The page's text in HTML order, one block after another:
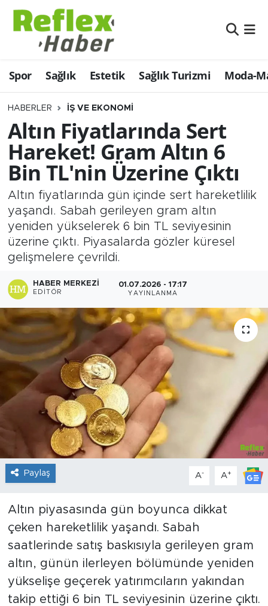
Spor Sağlık Estetik Sağlık Turizmi Moda-
HABERLER İŞ VE EKONOMI
Altın Fiyatlarında Sert
Hareket! Gram Altın 6
Bin TL'nin Üzerine Çıktı
Altın fiyatlarında gün içinde sert hareketlilik
yaşandı. Sabah gerileyen gram altın
yeniden yükselerek 6 bin TL seviyesinin
üzerine çıktı. Piyasalarda gözler küresel
gelişmelere çevrildi.
HABER MERKEZI
EDITÖR
01.07.2026 - 17:17
YAYINLANMA
Paylaş A- A+
Altın piyasasında gün boyunca dikkat
çeken hareketlilik yaşandı. Sabah
saatlerinde satış baskısıyla gerileyen gram
altın, günün ilerleyen bölümünde yeniden
yükselişe geçerek yatırımcıların yakından
takip ettiği 6 bin TL seviyesinin üzerine çıktı.
Eğitim
Estetik
Firmalardan
Güncel
İş ve Ekonomi
Moda-Magazin-Eğlence
Sağlık
Sağlık Turizmi
Sanat
Spor
Teknoloji
Nöbetçi Eczaneler
Hava Durumu
Namaz Vakitleri
Trafik Durumu
Şampiyonlar Ligi Puan Durumu ve Fikstür
Tüm Manşetler
Son Dakika Haberleri
Haber Arşivi